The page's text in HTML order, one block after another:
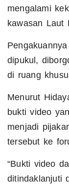
mengalami
kawasan Laut
dipukul,
di ruang
Menurut
bukti video
menjadi
tersebut ke
“Bukti video
ditindaklanjuti